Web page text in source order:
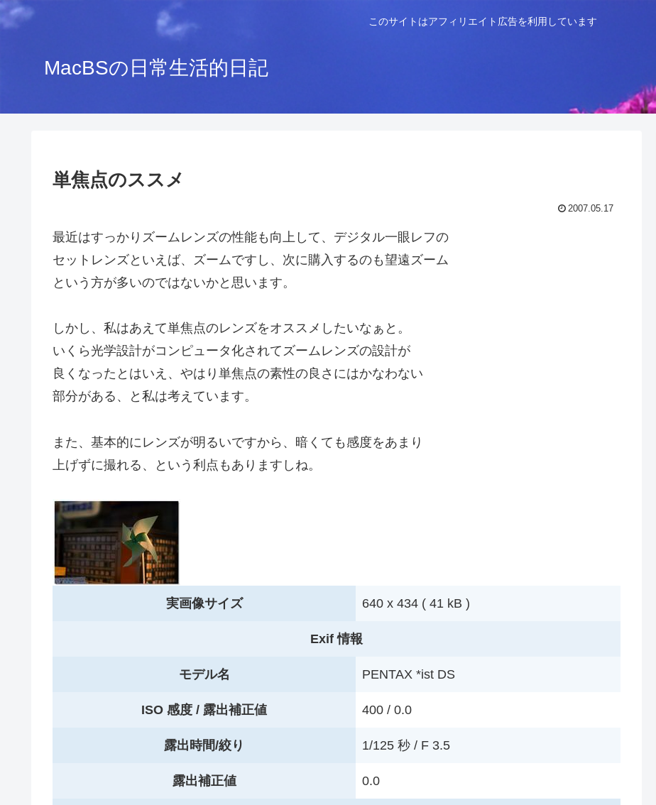
このサイトはアフィリエイト広告を利用しています
MacBSの日常生活的日記
単焦点のススメ
2007.05.17
最近はすっかりズームレンズの性能も向上して、デジタル一眼レフの
セットレンズといえば、ズームですし、次に購入するのも望遠ズーム
という方が多いのではないかと思います。
しかし、私はあえて単焦点のレンズをオススメしたいなぁと。
いくら光学設計がコンピュータ化されてズームレンズの設計が
良くなったとはいえ、やはり単焦点の素性の良さにはかなわない
部分がある、と私は考えています。
また、基本的にレンズが明るいですから、暗くても感度をあまり
上げずに撮れる、という利点もありますしね。
実画像サイズ 640 x 434 ( 41 kB )
Exif 情報
モデル名 PENTAX *ist DS
ISO 感度 / 露出補正値 400 / 0.0
露出時間/絞り 1/125 秒 / F 3.5
露出補正値 0.0